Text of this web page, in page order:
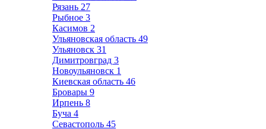
Рязань 27
Рыбное 3
Касимов 2
Ульяновская область 49
Ульяновск 31
Димитровград 3
Новоульяновск 1
Киевская область 46
Бровары 9
Ирпень 8
Буча 4
Севастополь 45